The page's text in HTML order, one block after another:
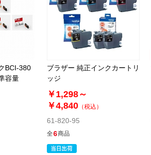
税抜 ￥1,650￥1,815
在庫わずか
当日出荷
税抜 ￥880
在庫わずか
当日出荷
BCI-380
容量
ブラザー 純正インクカートリ
ッジ
￥1,298～
￥4,840 （税込）
61-820-95
全6商品